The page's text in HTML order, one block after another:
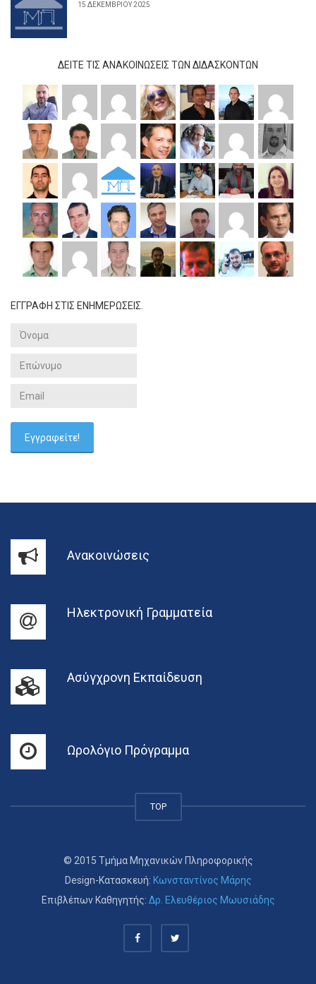
15 ΔΕΚΕΜΒΡΊΟΥ 2025
ΔΕΊΤΕ ΤΙΣ ΑΝΑΚΟΙΝΏΣΕΙΣ ΤΩΝ ΔΙΔΆΣΚΟΝΤΩΝ
ΕΓΓΡΑΦΗ ΣΤΙΣ ΕΝΗΜΕΡΩΣΕΙΣ.
Ανακοινώσεις
Ηλεκτρονική Γραμματεία
Ασύγχρονη Εκπαίδευση
Ωρολόγιο Πρόγραμμα
TOP
© 2015 Τμήμα Μηχανικών Πληροφορικής
Design-Κατασκευή: Κωνσταντίνος Μάρης
Επιβλέπων Καθηγητής: Δρ. Ελευθέριος Μωυσιάδης